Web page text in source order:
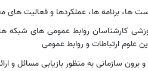
ها، برنامه ها، عملکردها و فعالیت
کارشناسان روابط عمومی های شبکه
علوم ارتباطات و روابط عمومی
سازمانی به منظور بازیابی مسائل و